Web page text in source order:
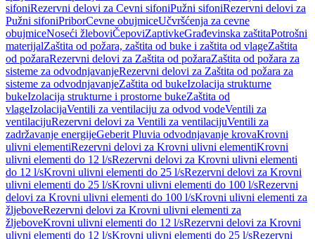
sifoniRezervni delovi za Cevni sifoniPužni sifoniRezervni delovi za
Pužni sifoniPriborCevne obujmiceUčvršćenja za cevne
obujmiceNoseći žleboviČepoviZaptivkeGrađevinska zaštitaPotrošni
materijalZaštita od požara, zaštita od buke i zaštita od vlageZaštita
od požaraRezervni delovi za Zaštita od požaraZaštita od požara za
sisteme za odvodnjavanjeRezervni delovi za Zaštita od požara za
sisteme za odvodnjavanjeZaštita od bukeIzolacija strukturne
bukeIzolacija strukturne i prostorne bukeZaštita od
vlageIzolacijaVentili za ventilaciju za odvod vodeVentili za
ventilacijuRezervni delovi za Ventili za ventilacijuVentili za
zadržavanje energijeGeberit Pluvia odvodnjavanje krovaKrovni
ulivni elementiRezervni delovi za Krovni ulivni elementiKrovni
ulivni elementi do 12 l/sRezervni delovi za Krovni ulivni elementi
do 12 l/sKrovni ulivni elementi do 25 l/sRezervni delovi za Krovni
ulivni elementi do 25 l/sKrovni ulivni elementi do 100 l/sRezervni
delovi za Krovni ulivni elementi do 100 l/sKrovni ulivni elementi za
žljeboveRezervni delovi za Krovni ulivni elementi za
žljeboveKrovni ulivni elementi do 12 l/sRezervni delovi za Krovni
ulivni elementi do 12 l/sKrovni ulivni elementi do 25 l/sRezervni